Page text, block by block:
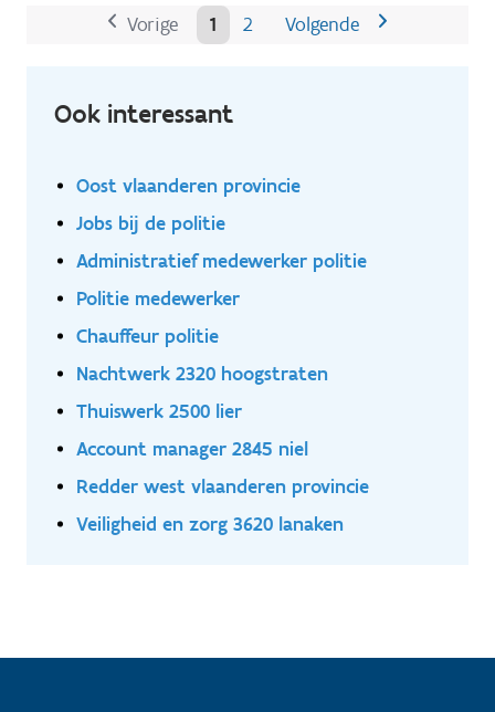
opdrachten ‘politie van hoven en rechtbanken’ uit.
Vorige 1 2 Volgende
Ook interessant
Oost vlaanderen provincie
Jobs bij de politie
Administratief medewerker politie
Politie medewerker
Chauffeur politie
Nachtwerk 2320 hoogstraten
Thuiswerk 2500 lier
Account manager 2845 niel
Redder west vlaanderen provincie
Veiligheid en zorg 3620 lanaken